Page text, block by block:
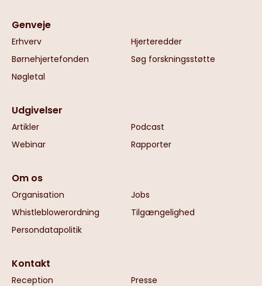
Genveje
Erhverv
Hjerteredder
Børnehjertefonden
Søg forskningsstøtte
Nøgletal
Udgivelser
Artikler
Podcast
Webinar
Rapporter
Om os
Organisation
Jobs
Whistleblowerordning
Tilgængelighed
Persondatapolitik
Kontakt
Reception Presse